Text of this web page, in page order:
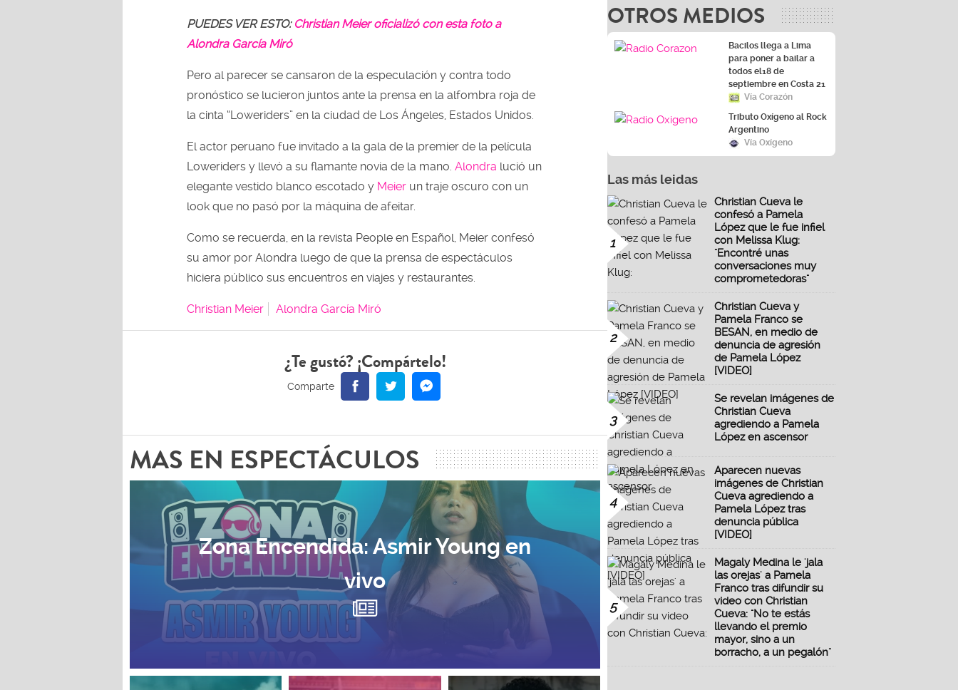
PUEDES VER ESTO: Christian Meier oficializó con esta foto a
Alondra García Miró
Pero al parecer se cansaron de la especulación y contra todo
pronóstico se lucieron juntos ante la prensa en la alfombra roja de
la cinta “Loweriders” en la ciudad de Los Ángeles, Estados Unidos.
El actor peruano fue invitado a la gala de la premier de la película
Loweriders y llevó a su flamante novia de la mano. Alondra lució un
elegante vestido blanco escotado y Meier un traje oscuro con un
look que no pasó por la máquina de afeitar.
Como se recuerda, en la revista People en Español, Meier confesó
su amor por Alondra luego de que la prensa de espectáculos
hiciera público sus encuentros en viajes y restaurantes.
Christian Meier Alondra García Miró
¿Te gustó? ¡Compártelo!
MAS EN ESPECTÁCULOS
Zona Encendida: Asmir Young en
vivo
OTROS MEDIOS
Bacilos llega a Lima
para poner a bailar a
todos el18 de
septiembre en Costa 21
Vía Corazón
Tributo Oxígeno al Rock
Argentino
Vía Oxígeno
Las más leidas
1
Christian Cueva le
confesó a Pamela
López que le fue infiel
con Melissa Klug:
"Encontré unas
conversaciones muy
comprometedoras"
2
Christian Cueva y
Pamela Franco se
BESAN, en medio de
denuncia de agresión
de Pamela López
[VIDEO]
3
Se revelan imágenes de
Christian Cueva
agrediendo a Pamela
López en ascensor
4
Aparecen nuevas
imágenes de Christian
Cueva agrediendo a
Pamela López tras
denuncia pública
[VIDEO]
5
Magaly Medina le 'jala
las orejas' a Pamela
Franco tras difundir su
video con Christian
Cueva: "No te estás
llevando el premio
mayor, sino a un
borracho, a un pegalón"